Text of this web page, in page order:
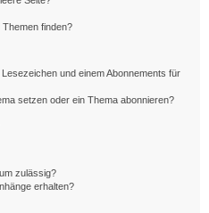
finden?
und einem Abonnements für
setzen oder ein Thema abonnieren?
zulässig?
erhalten?